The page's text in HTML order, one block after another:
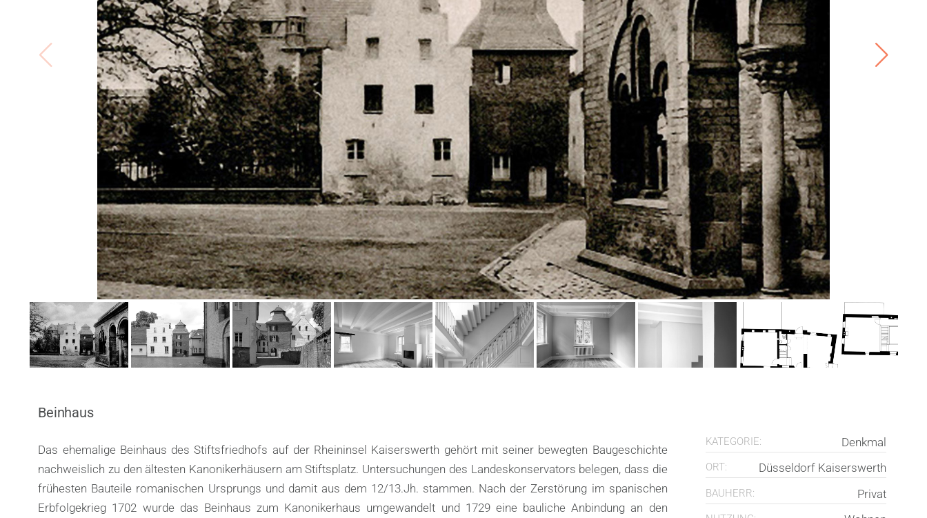
Beinhaus
Das ehemalige Beinhaus des Stiftsfriedhofs auf der Rheininsel Kaiserswerth gehört mit seiner bewegten Baugeschichte
nachweislich zu den ältesten Kanonikerhäusern am Stiftsplatz. Untersuchungen des Landeskonservators belegen, dass die
frühesten Bauteile romanischen Ursprungs und damit aus dem 12/13.Jh. stammen. Nach der Zerstörung im spanischen
Erbfolgekrieg 1702 wurde das Beinhaus zum Kanonikerhaus umgewandelt und 1729 eine bauliche Anbindung an den
KATEGORIE: Denkmal
ORT: Düsseldorf Kaiserswerth
BAUHERR: Privat